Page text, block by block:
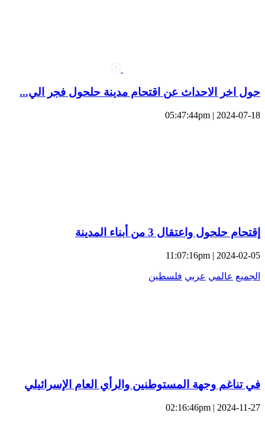
حول اخر الاحداث عن اقتحام مدينة حلحول فجر الي...
2024-07-18 | 05:47:44pm
إقتحام حلحول واعتقال 3 من أبناء المدينة
2024-02-05 | 11:07:16pm
الجميع عالمي عربي فلسطين
في تناغم وجهة المستوطنين والرأي العام الإسرائيلي
2024-11-27 | 02:16:46pm